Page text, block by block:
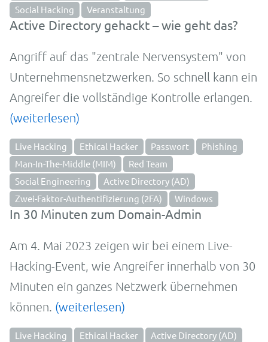
Social Hacking
Veranstaltung
Active Directory gehackt – wie geht das?
Angriff auf das "zentrale Nervensystem" von
Unternehmensnetzwerken. So schnell kann ein
Angreifer die vollständige Kontrolle erlangen.
(weiterlesen)
Live Hacking Ethical Hacker Passwort
Phishing
Man-In-The-Middle (MIM)
Red Team
Social Engineering
Active Directory (AD)
Zwei-Faktor-Authentifizierung (2FA)
Windows
In 30 Minuten zum Domain-Admin
Am 4. Mai 2023 zeigen wir bei einem Live-
Hacking-Event, wie Angreifer innerhalb von 30
Minuten ein ganzes Netzwerk übernehmen
können. (weiterlesen)
Live Hacking Ethical Hacker
Active Directory (AD)